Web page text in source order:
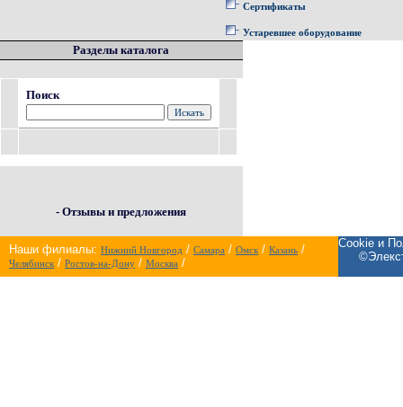
Сертификаты
Устаревшее оборудование
Разделы каталога
Поиск
- Отзывы и предложения
Наши филиалы: Нижний Новгород / Самара / Омск/ Казань /
Челябинск/ Ростов-на-Дону / Москва /
Cookie и